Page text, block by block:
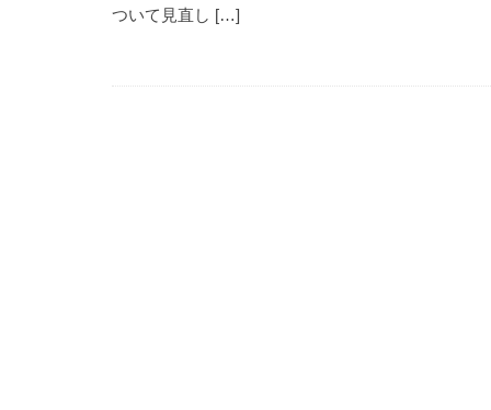
ついて見直し […]